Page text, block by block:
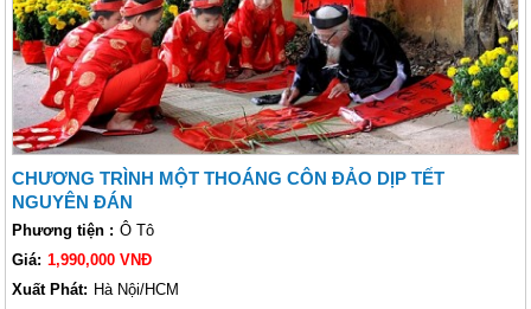
CHƯƠNG TRÌNH MỘT THOÁNG CÔN ĐẢO DỊP TẾT
NGUYÊN ĐÁN
Phương tiện : Ô Tô
Giá: 1,990,000 VNĐ
Xuất Phát: Hà Nội/HCM